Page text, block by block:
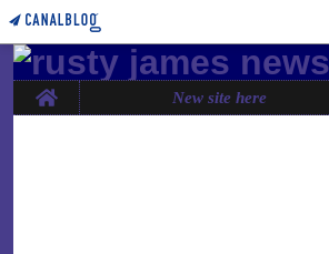
Home New site here